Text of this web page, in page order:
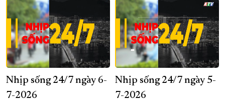
Nhịp sống 24/7 ngày 6-
7-2026
Nhịp sống 24/7 ngày 5-
7-2026